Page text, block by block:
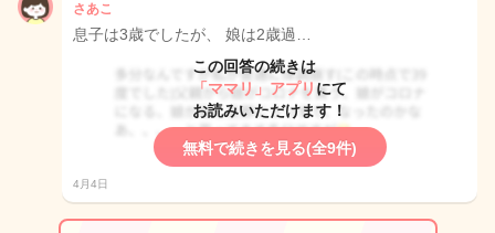
さあこ
息子は3歳でしたが、 娘は2歳過…
この回答の続きは
「ママリ」アプリ にて
お読みいただけます！
無料で続きを見る(全9件)
4月4日